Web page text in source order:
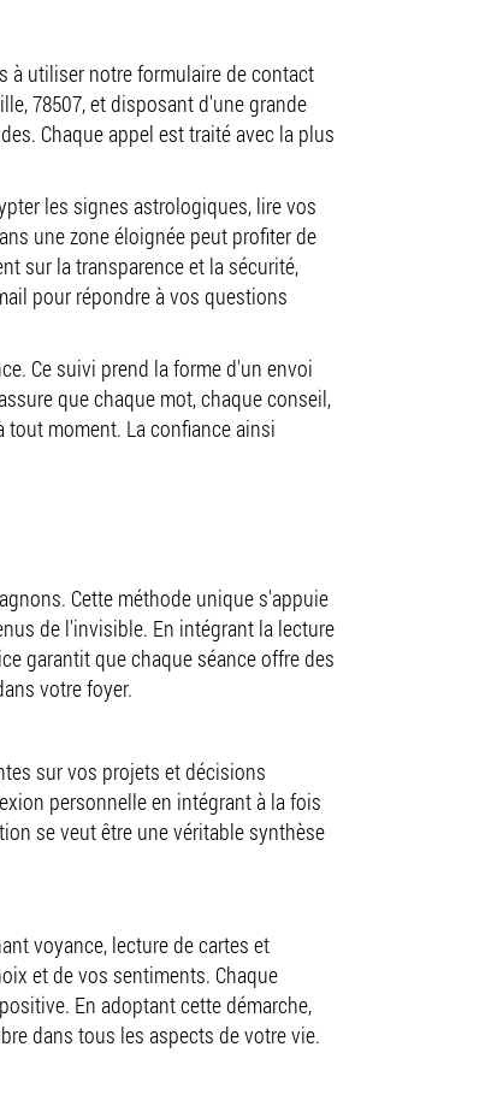
à utiliser notre formulaire de contact
78507, et disposant d'une grande
Chaque appel est traité avec la plus
les signes astrologiques, lire vos
une zone éloignée peut profiter de
sur la transparence et la sécurité,
pour répondre à vos questions
Ce suivi prend la forme d'un envoi
que chaque mot, chaque conseil,
moment. La confiance ainsi
Cette méthode unique s'appuie
de l'invisible. En intégrant la lecture
garantit que chaque séance offre des
votre foyer.
sur vos projets et décisions
personnelle en intégrant à la fois
se veut être une véritable synthèse
voyance, lecture de cartes et
et de vos sentiments. Chaque
En adoptant cette démarche,
dans tous les aspects de votre vie.